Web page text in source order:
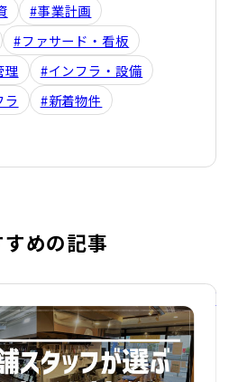
#事業計画
#ファサード・看板
理
#インフラ・設備
ラ
#新着物件
すめの記事